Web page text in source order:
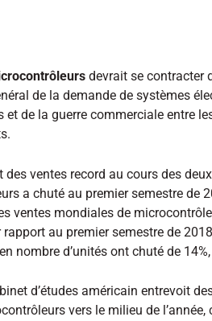
devrait se contracter
de la demande de systèmes
et de la guerre commerciale entre
ventes record au cours des
a chuté au premier semestre de
ventes mondiales de
rapport au premier semestre de
nombre d’unités ont chuté de
d’études américain entrevoit
vers le milieu de